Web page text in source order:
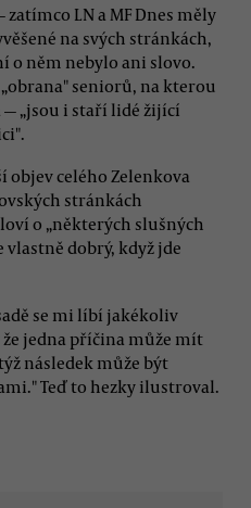
LN a MF Dnes měly
na svých stránkách,
o něm nebylo ani slovo.
seniorů, na kterou
— „jsou i staří lidé žijící
objev celého Zelenkova
stránkách
o „některých slušných
vlastně dobrý, když jde
se mi líbí jakékoliv
jedna příčina může mít
následek může být
Teď to hezky ilustroval.